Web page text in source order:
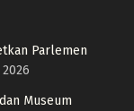
Parlemen
Museum